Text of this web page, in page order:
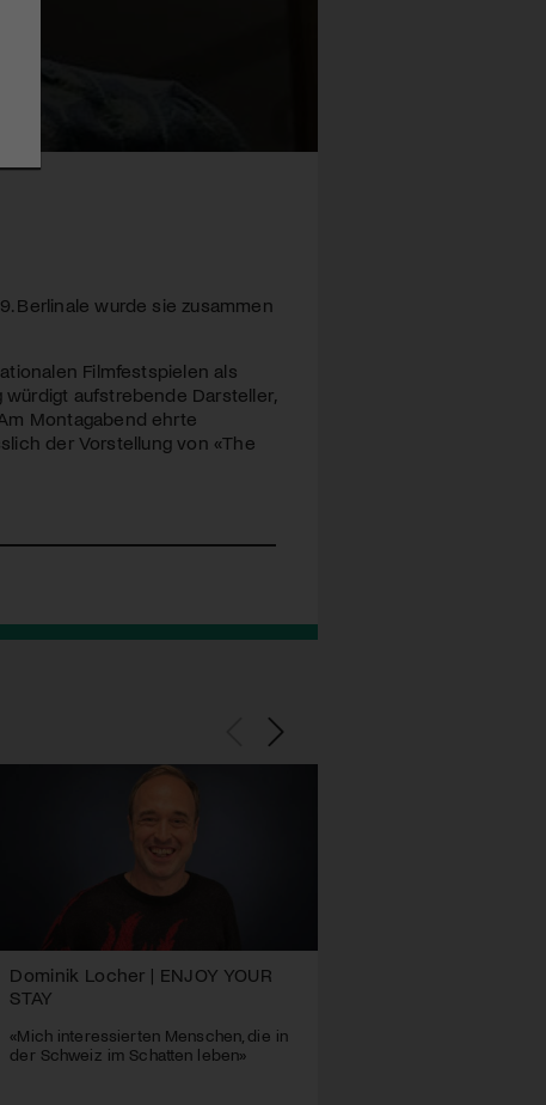
Berlinale wurde sie zusammen
Filmfestspielen als
aufstrebende Darsteller,
Montagabend ehrte
der Vorstellung von «The
Dominik Locher | ENJOY YOUR
STAY
«Mich interessierten Menschen, die in
der Schweiz im Schatten leben»